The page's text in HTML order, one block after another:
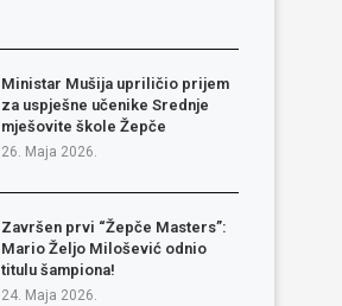
Ministar Mušija upriličio prijem
za uspješne učenike Srednje
mješovite škole Žepče
26. Maja 2026.
Završen prvi “Žepče Masters”:
Mario Željo Milošević odnio
titulu šampiona!
24. Maja 2026.